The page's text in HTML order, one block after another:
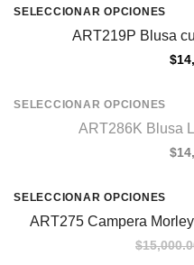
SELECCIONAR OPCIONES
ART219P Blusa
$
Agotado
SELECCIONAR OPCIONES
ART286K Blusa
$
Sale
SELECCIONAR OPCIONES
ART275 Campera
$